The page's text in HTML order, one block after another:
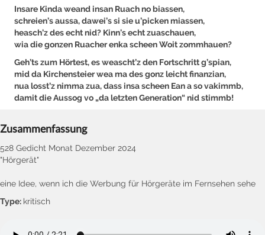
Insare Kinda weand insan Ruach no biassen,
schreien’s aussa, dawei’s si sie u’picken miassen,
heasch’z des echt nid? Kinn’s echt zuaschauen,
wia die gonzen Ruacher enka scheen Woit zommhauen?
Geh’ts zum Hörtest, es weascht’z den Fortschritt g’spian,
mid da Kirchensteier wea ma des gonz leicht finanzian,
nua losst’z nimma zua, dass insa scheen Ean a so vakimmb,
damit die Aussog vo „da letzten Generation“ nid stimmb!
Zusammenfassung
528 Gedicht Monat Dezember 2024
"Hörgerät"
eine Idee, wenn ich die Werbung für Hörgeräte im Fernsehen sehe
Type: kritisch